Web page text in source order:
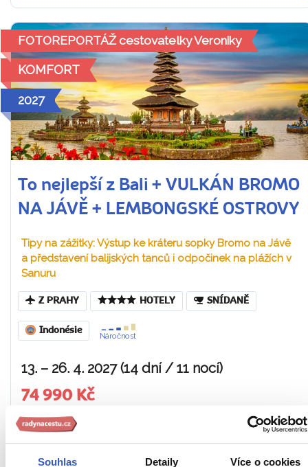
Souhlas Detaily Více o cookies
FOTOREPORTÁŽ cestovatelky Veroniky
KOMFORT
2027
To nejlepší z Bali + VULKÁN BROMO
NA JÁVĚ + LEMBONGSKÉ OSTROVY
Tipy na zážitky: Výstup ke kráteru sopky Bromo na Jávě
a představení balijských tanců i odpočinek na plážích v
Sanuru
Z PRAHY HOTELY SNÍDANĚ
Indonésie
Náročnost
13. – 26. 4. 2027 (14 dní / 11 nocí)
74 990 Kč
Cena za 1 osobu